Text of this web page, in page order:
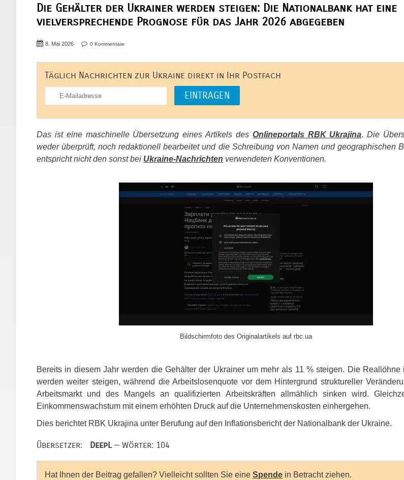
Die Gehälter der Ukrainer werden steigen: Die Nationalbank hat eine
vielversprechende Prognose für das Jahr 2026 abgegeben
8. Mai 2026 0 Kommentare
Täglich Nachrichten zur Ukraine direkt in Ihr Postfach
Das ist eine maschinelle Übersetzung eines Artikels des Onlineportals RBKUkrajina. Die
weder überprüft, noch redaktionell bearbeitet und die Schreibung von Namen und geographischen
entspricht nicht den sonst bei Ukraine-Nachrichten verwendeten Konventionen.
Bildschirmfoto des Originalartikels auf rbc.ua
Bereits in diesem Jahr werden die Gehälter der Ukrainer um mehr als 11 % steigen. Die Reallöhne
werden weiter steigen, während die Arbeitslosenquote vor dem Hintergrund struktureller
Arbeitsmarkt und des Mangels an qualifizierten Arbeitskräften allmählich sinken wird.
Einkommenswachstum mit einem erhöhten Druck auf die Unternehmenskosten einhergehen.
Dies berichtet RBK Ukrajina unter Berufung auf den Inflationsbericht der Nationalbank der Ukraine.
Übersetzer: DeepL— Wörter: 104
Hat Ihnen der Beitrag gefallen? Vielleicht sollten Sie eine Spende in Betracht ziehen.